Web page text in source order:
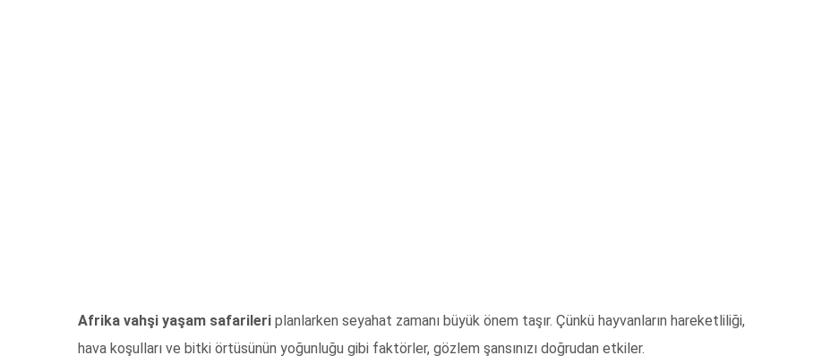
Afrika vahşi yaşam safarileri planlarken seyahat zamanı büyük önem taşır. Çünkü hayvanların hareketliliği,
hava koşulları ve bitki örtüsünün yoğunluğu gibi faktörler, gözlem şansınızı doğrudan etkiler.